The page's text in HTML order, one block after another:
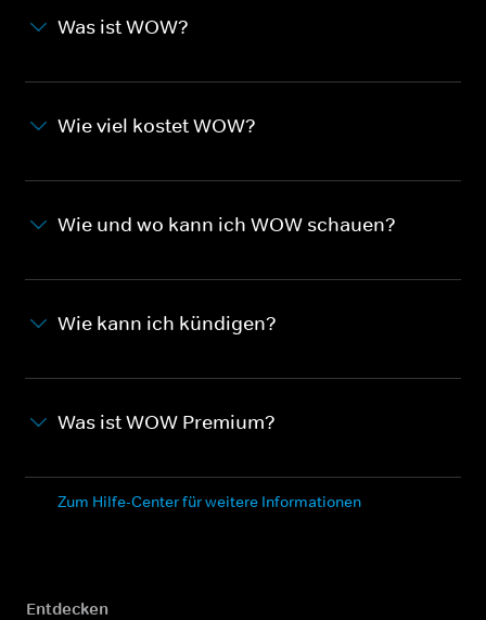
Was ist WOW?
Wie viel kostet WOW?
Wie und wo kann ich WOW schauen?
Wie kann ich kündigen?
Was ist WOW Premium?
Zum Hilfe-Center für weitere Informationen
Entdecken